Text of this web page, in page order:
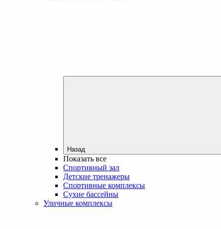
Назад
Показать все
Спортивный зал
Детские тренажеры
Спортивные комплексы
Сухие бассейны
Уличные комплексы